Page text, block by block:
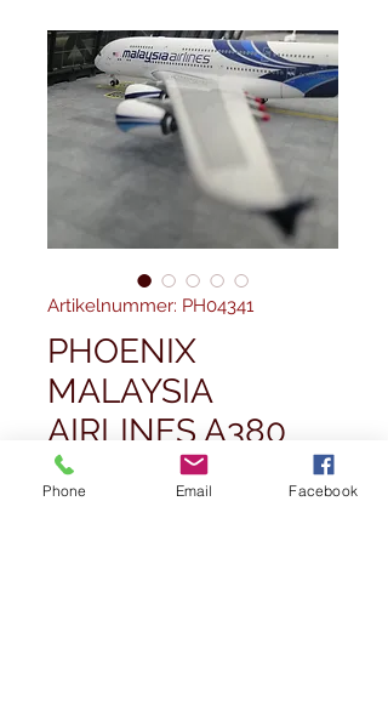
Artikelnummer: PH04341
PHOENIX
MALAYSIA
AIRLINES A380
9M-MNB 1/400
Phone Email Facebook